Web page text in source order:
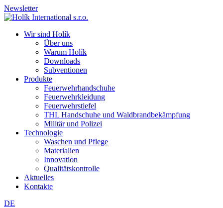
Newsletter
Wir sind Holík
Über uns
Warum Holík
Downloads
Subventionen
Produkte
Feuerwehrhandschuhe
Feuerwehrkleidung
Feuerwehrstiefel
THL Handschuhe und Waldbrandbekämpfung
Militär und Polizei
Technologie
Waschen und Pflege
Materialien
Innovation
Qualitätskontrolle
Aktuelles
Kontakte
DE